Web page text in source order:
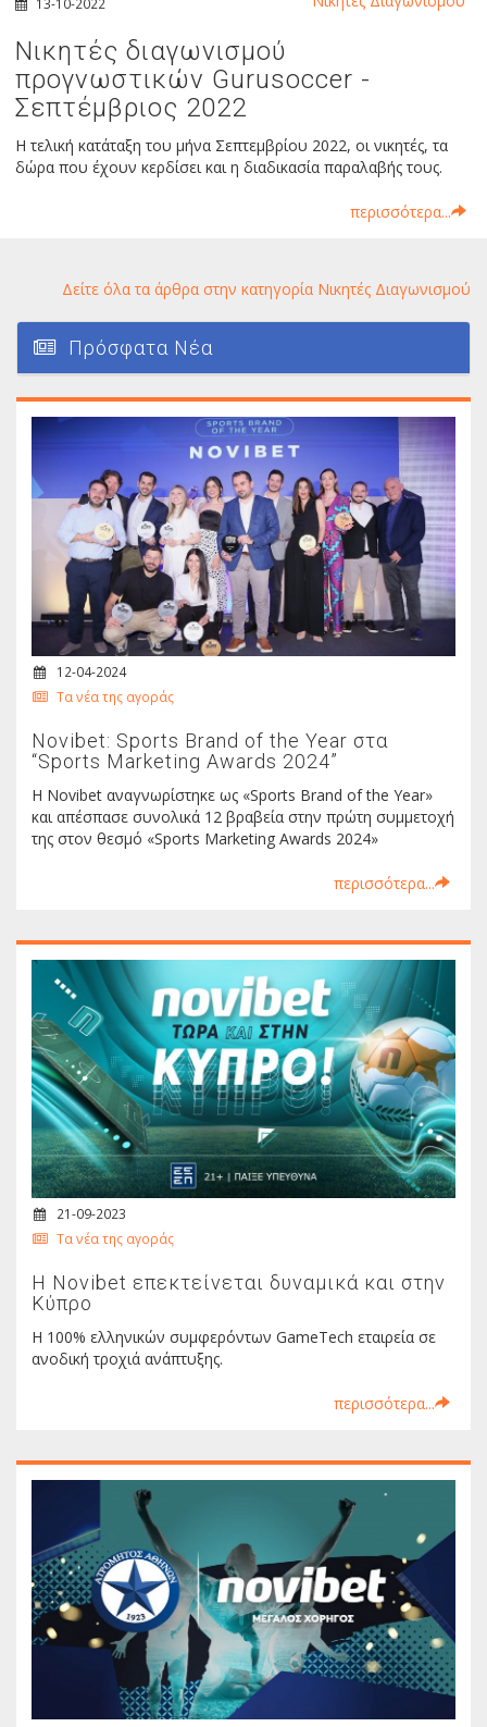
Νικητές διαγωνισμού
προγνωστικών Gurusoccer -
Σεπτέμβριος 2022
Η τελική κατάταξη του μήνα Σεπτεμβρίου 2022, οι νικητές, τα
δώρα που έχουν κερδίσει και η διαδικασία παραλαβής τους.
περισσότερα...
Δείτε όλα τα άρθρα στην κατηγορία Νικητές Διαγωνισμού
Πρόσφατα Νέα
12-04-2024
Τα νέα της αγοράς
Novibet: Sports Brand of the Year στα
“Sports Marketing Awards 2024”
Η Νοvibet αναγνωρίστηκε ως «Sports Brand of the Year»
και απέσπασε συνολικά 12 βραβεία στην πρώτη συμμετοχή
της στον θεσμό «Sports Marketing Awards 2024»
περισσότερα...
21-09-2023
Τα νέα της αγοράς
H Novibet επεκτείνεται δυναμικά και στην
Κύπρο
Η 100% ελληνικών συμφερόντων GameTech εταιρεία σε
ανοδική τροχιά ανάπτυξης.
περισσότερα...